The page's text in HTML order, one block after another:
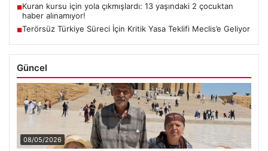
■Kuran kursu için yola çıkmışlardı: 13 yaşındaki 2 çocuktan
haber alınamıyor!
■Terörsüz Türkiye Süreci İçin Kritik Yasa Teklifi Meclis’e Geliyor
Güncel
08/05/2026